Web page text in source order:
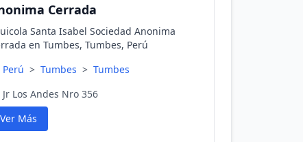
Cerrada
Santa Isabel Sociedad Anonima
en Tumbes, Tumbes, Perú
Perú > Tumbes > Tumbes
Jr Los Andes Nro 356
Ver Más